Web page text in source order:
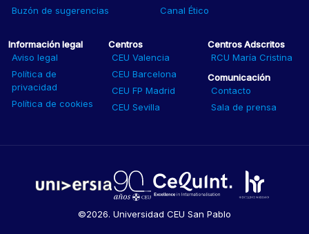
Buzón de sugerencias
Canal Ético
Información legal
Aviso legal
Política de
privacidad
Política de cookies
Centros
CEU Valencia
CEU Barcelona
CEU FP Madrid
CEU Sevilla
Centros Adscritos
RCU María Cristina
Comunicación
Contacto
Sala de prensa
©2026. Universidad CEU San Pablo